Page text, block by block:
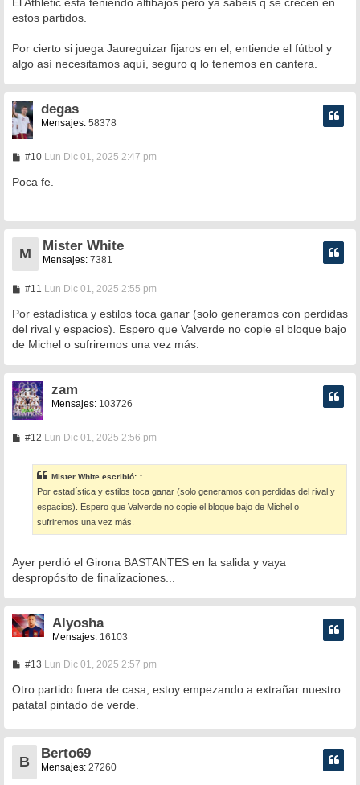
s
a
e
estos partidos.
Por cierto si juega Jaureguizar fijaros en el, entiende el fútbol y
algo así necesitamos aquí, seguro q lo tenemos en cantera.
degas
Mensajes:58378
#10M
n
s
e
Lun Dic 01, 2025 2:47 pm
Poca fe.
M
Mister White
Mensajes: 7381
#11 M
n
a
j
Lun Dic 01, 2025 2:55 pm
Por estadística y estilos toca ganar (solo generamos con perdidas
del rival y espacios). Espero que Valverde no copie el bloque bajo
de Michel o sufriremos una vez más.
zam
Mensajes:103726
#12M
s
a
j
e
Lun Dic 01, 2025 2:56 pm
Mister White escribió: ↑
Por estadística y estilos toca ganar (solo generamos con perdidas del rival y
espacios). Espero que Valverde no copie el bloque bajo de Michel o
sufriremos una vez más.
Ayer perdió el Girona BASTANTES en la salida y vaya
despropósito de finalizaciones...
Alyosha
Mensajes: 16103
#13M
n
a
e
Lun Dic 01, 2025 2:57 pm
Otro partido fuera de casa, estoy empezando a extrañar nuestro
patatal pintado de verde.
B
Berto69
Mensajes: 27260